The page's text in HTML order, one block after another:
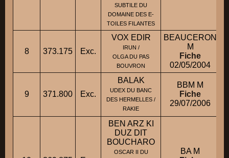
SUBTILE DU
DOMAINE DES E-
TOILES FILANTES
8 373.175 Exc.
VOX EDIR
IRUN /
OLGA DU PAS
BOUVRON
BEAUCERON
M
Fiche
02/05/2004
9 371.800 Exc.
BALAK
UDEX DU BANC
DES HERMELLES /
RAKIE
BBM M
Fiche
29/07/2006
BEN ARZ KI
DUZ DIT
BOUCHARO
OSCAR II DU
BA M